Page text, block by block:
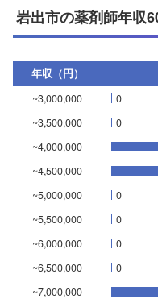
岩出市の薬剤師年収
年収（円）
~3,000,000
0
~3,500,000
0
~4,000,000
~4,500,000
~5,000,000
0
~5,500,000
0
~6,000,000
0
~6,500,000
0
~7,000,000